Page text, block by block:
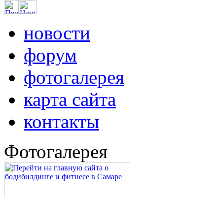
новости
форум
фотогалерея
карта сайта
контакты
Фотогалерея